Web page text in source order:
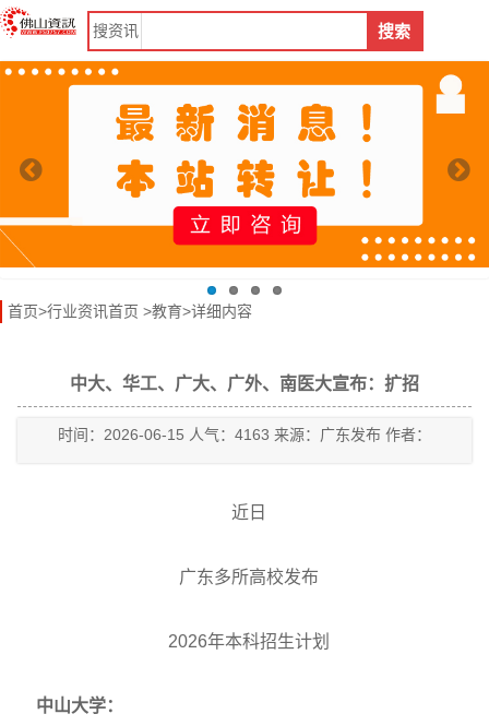
搜资讯 搜索
首页>行业资讯首页 >教育>详细内容
中大、华工、广大、广外、南医大宣布：扩招
时间：2026-06-15 人气：4163 来源：广东发布 作者：
近日
广东多所高校发布
2026年本科招生计划
中山大学：